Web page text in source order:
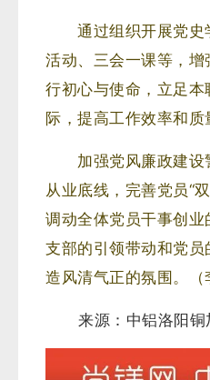
通过组织开展党史
活动、三会一课等，
行初心与使命，立足
际，提高工作效率和质
加强党风廉政建设
从业底线，完善党员“
调动全体党员干事创
支部的引领带动和党
造风清气正的氛围。（
来源： 中铝洛阳铜